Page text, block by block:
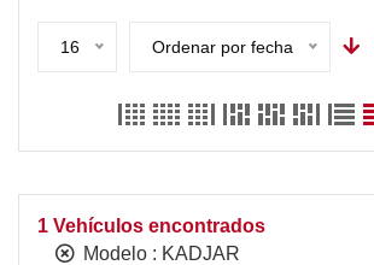
16 Ordenar por fecha
1 Vehículos encontrados
Modelo : KADJAR